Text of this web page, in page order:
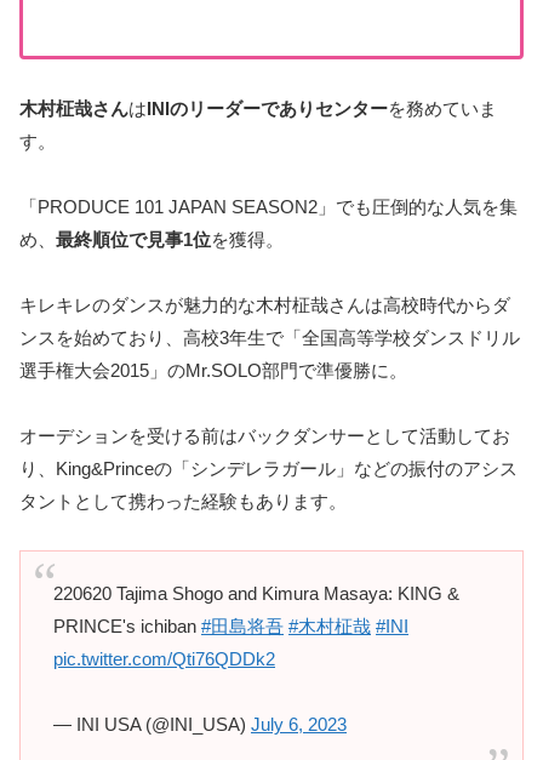
木村柾哉さんはINIのリーダーでありセンターを務めていま
す。
「PRODUCE 101 JAPAN SEASON2」でも圧倒的な人気を集
め、 最終順位で見事1位を獲得。
キレキレのダンスが魅力的な木村柾哉さんは高校時代からダ
ンスを始めており、高校3年生で「全国高等学校ダンスドリル
選手権大会2015」のMr.SOLO部門で準優勝に。
オーデションを受ける前はバックダンサーとして活動してお
り、King&Princeの「シンデレラガール」などの振付のアシス
タントとして携わった経験もあります。
220620 Tajima Shogo and Kimura Masaya: KING &
PRINCE's ichiban #田島将吾 #木村柾哉 #INI
pic.twitter.com/Qti76QDDk2
— INI USA (@INI_USA) July 6, 2023